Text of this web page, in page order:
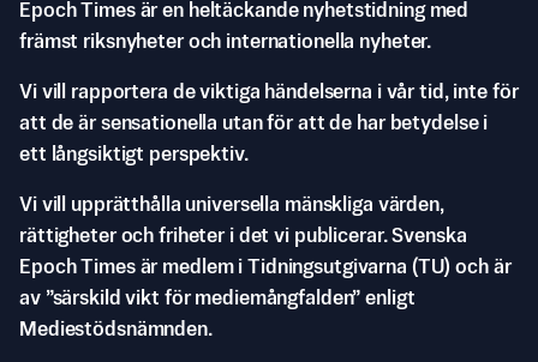
Epoch Times är en heltäckande nyhetstidning med
främst riksnyheter och internationella nyheter.
Vi vill rapportera de viktiga händelserna i vår tid, inte för
att de är sensationella utan för att de har betydelse i
ett långsiktigt perspektiv.
Vi vill upprätthålla universella mänskliga värden,
rättigheter och friheter i det vi publicerar. Svenska
Epoch Times är medlem i Tidningsutgivarna (TU) och är
av ”särskild vikt för mediemångfalden” enligt
Mediestödsnämnden.